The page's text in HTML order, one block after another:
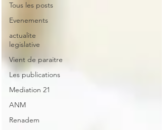
Tous les posts
Evenements
actualite
legislative
Vient de paraitre
Les publications
Mediation 21
ANM
Renadem